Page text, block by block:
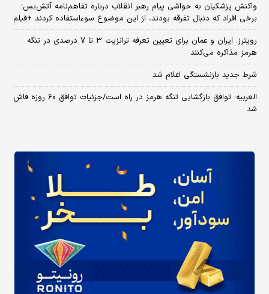
واکنش پزشکیان به حواشی پیام رهبر انقلاب درباره تفاهم‌نامه آتش‌بس؛
برخی افراد که دنبال تفرقه بودند، از این موضوع سوءاستفاده کردند +فیلم
رویترز: ایران و عمان برای تعیین تعرفه ترانزیت ۳ تا ۷ درصدی در تنگه
هرمز مذاکره می‌کنند
شرط جدید بازنشستگی اعلام شد
العربیه: توافق بازگشایی تنگه هرمز در راه است/جزئیات توافق ۶۰ روزه فاش
شد